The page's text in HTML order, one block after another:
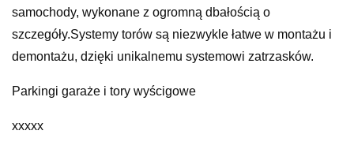
samochody, wykonane z ogromną dbałością o
szczegóły.Systemy torów są niezwykle łatwe w montażu i
demontażu, dzięki unikalnemu systemowi zatrzasków.
Parkingi garaże i tory wyścigowe
xxxxx